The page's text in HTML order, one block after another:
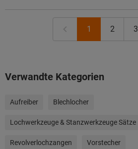
1 2 3
Verwandte Kategorien
Aufreiber Blechlocher
Lochwerkzeuge & Stanzwerkzeuge Sätze
Revolverlochzangen Vorstecher